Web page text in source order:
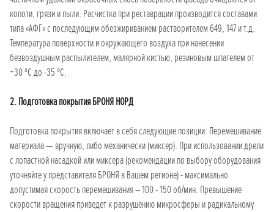
копоти, грязи и пыли. Расчистка при реставрации производится составами
типа «АФГ» с последующим обезжириванием растворителем 649, 147 и т.д.
Температура поверхности и окружающего воздуха при нанесении
безвоздушным распылителем, малярной кистью, резиновым шпателем от
+30 ºС до -35 ºС.
2. Подготовка покрытия БРОНЯ НОРД
Подготовка покрытия включает в себя следующие позиции: Перемешивание
материала — вручную, либо механически (миксер). При использовании дрели
с лопастной насадкой или миксера (рекомендации по выбору оборудования
уточняйте у представителя БРОНЯ в Вашем регионе) - максимально
допустимая скорость перемешивания – 100 - 150 об/мин. Превышение
скорости вращения приведет к разрушению микросферы и радикальному